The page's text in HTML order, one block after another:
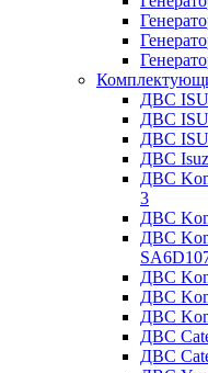
ДВС
ДВС
ДВС
ДВС
ДВС
3
ДВС
ДВС
ДВС
ДВС
ДВС
ДВС
ДВС